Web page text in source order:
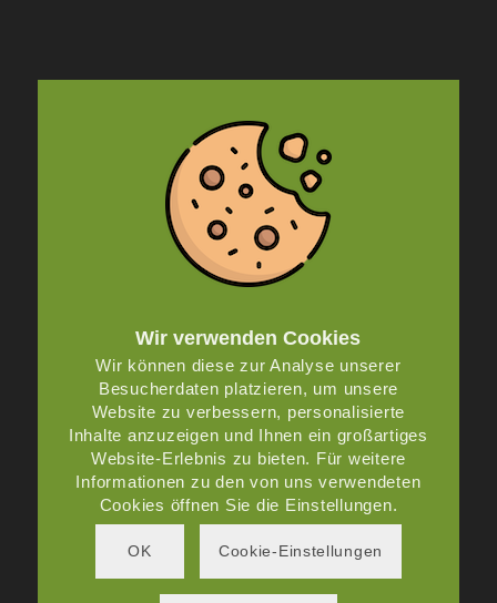
INFORMATIONEN
UNSERE GESCHÄFTSZEITEN
Montag – Freitag: 8:00 – 19:00 Uhr
Samstag: 8:00 – 14:00 Uhr
Wir verwenden Cookies
Wir können diese zur Analyse unserer
Besucherdaten platzieren, um unsere
Website zu verbessern, personalisierte
Inhalte anzuzeigen und Ihnen ein großartiges
Website-Erlebnis zu bieten. Für weitere
Informationen zu den von uns verwendeten
Cookies öffnen Sie die Einstellungen.
OK Cookie-Einstellungen